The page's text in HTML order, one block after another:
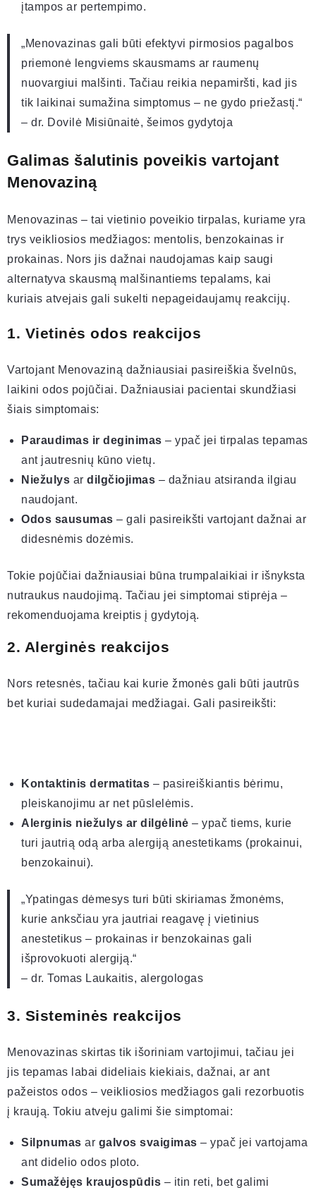
įtampos ar pertempimo.
„Menovazinas gali būti efektyvi pirmosios pagalbos
priemonė lengviems skausmams ar raumenų
nuovargiui malšinti. Tačiau reikia nepamiršti, kad jis
tik laikinai sumažina simptomus – ne gydo priežastį.“
– dr. Dovilė Misiūnaitė, šeimos gydytoja
Galimas šalutinis poveikis vartojant
Menovaziną
Menovazinas – tai vietinio poveikio tirpalas, kuriame yra
trys veikliosios medžiagos: mentolis, benzokainas ir
prokainas. Nors jis dažnai naudojamas kaip saugi
alternatyva skausmą malšinantiems tepalams, kai
kuriais atvejais gali sukelti nepageidaujamų reakcijų.
1. Vietinės odos reakcijos
Vartojant Menovaziną dažniausiai pasireiškia švelnūs,
laikini odos pojūčiai. Dažniausiai pacientai skundžiasi
šiais simptomais:
Paraudimas ir deginimas – ypač jei tirpalas tepamas
ant jautresnių kūno vietų.
Niežulys ar dilgčiojimas – dažniau atsiranda ilgiau
naudojant.
Odos sausumas – gali pasireikšti vartojant dažnai ar
didesnėmis dozėmis.
Tokie pojūčiai dažniausiai būna trumpalaikiai ir išnyksta
nutraukus naudojimą. Tačiau jei simptomai stiprėja –
rekomenduojama kreiptis į gydytoją.
2. Alerginės reakcijos
Nors retesnės, tačiau kai kurie žmonės gali būti jautrūs
bet kuriai sudedamajai medžiagai. Gali pasireikšti:
Kontaktinis dermatitas – pasireiškiantis bėrimu,
pleiskanojimu ar net pūslelėmis.
Alerginis niežulys ar dilgėlinė – ypač tiems, kurie
turi jautrią odą arba alergiją anestetikams (prokainui,
benzokainui).
„Ypatingas dėmesys turi būti skiriamas žmonėms,
kurie anksčiau yra jautriai reagavę į vietinius
anestetikus – prokainas ir benzokainas gali
išprovokuoti alergiją.“
– dr. Tomas Laukaitis, alergologas
3. Sisteminės reakcijos
Menovazinas skirtas tik išoriniam vartojimui, tačiau jei
jis tepamas labai dideliais kiekiais, dažnai, ar ant
pažeistos odos – veikliosios medžiagos gali rezorbuotis
į kraują. Tokiu atveju galimi šie simptomai:
Silpnumas ar galvos svaigimas – ypač jei vartojama
ant didelio odos ploto.
Sumažėjęs kraujospūdis – itin reti, bet galimi